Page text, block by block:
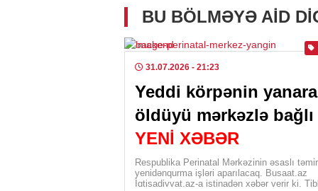
BU BÖLMƏYƏ AID
31.07.2026 - 21:23
Yeddi körpənin
öldüyü mərkəzlə bağlı
YENİ XƏBƏR
Respublika Perinatal Mərkəzinin əsaslı
yenidənqurma işləri aparılacaq. Busaat.az
İqtisadiyyat.az-a istinadən xəbər verir ki,